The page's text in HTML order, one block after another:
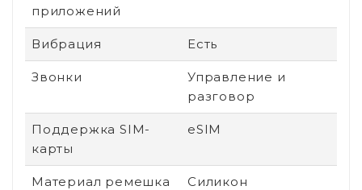
приложений
Вибрация Есть
Звонки
Управление и
разговор
Поддержка SIM-
карты
eSIM
Материал ремешка Силикон